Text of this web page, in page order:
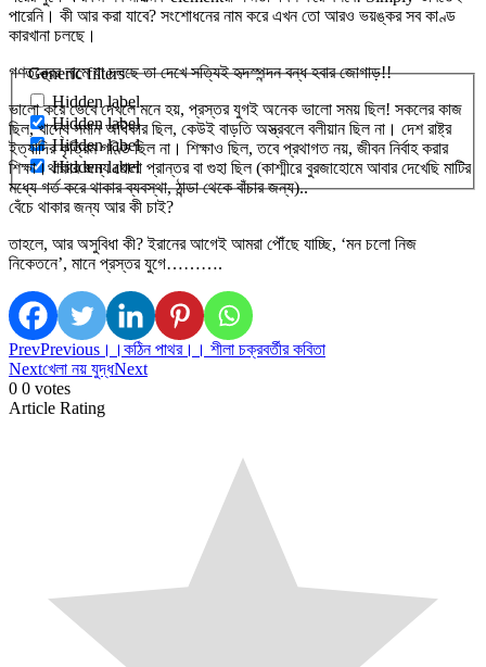
Generic filters
Hidden label
Hidden label
Hidden label
Hidden label
পারেনি। কী আর করা যাবে? সংশোধনের নাম করে এখন তো আরও ভয়ঙ্কর সব কাণ্ড
কারখানা চলছে।
গণতন্ত্রের নামে যা চলছে তা দেখে সত্যিই হৃদস্পন্দন বন্ধ হবার জোগাড়!!
ভালো করে ভেবে দেখলে মনে হয়, প্রস্তর যুগই অনেক ভালো সময় ছিল! সকলের কাজ
ছিল, খাদ্যে সমান অধিকার ছিল, কেউই বাড়তি অস্ত্রবলে বলীয়ান ছিল না। দেশ রাষ্ট্র
ইত্যাদির কৃত্রিম গণ্ডি ছিল না। শিক্ষাও ছিল, তবে প্রথাগত নয়, জীবন নির্বাহ করার
শিক্ষা।থাকার জন্য খোলা প্রান্তর বা গুহা ছিল (কাশ্মীরে বুরজাহোমে আবার দেখেছি মাটির
মধ্যে গর্ত করে থাকার ব্যবস্থা, ঠান্ডা থেকে বাঁচার জন্য)..
বেঁচে থাকার জন্য আর কী চাই?
তাহলে, আর অসুবিধা কী? ইরানের আগেই আমরা পৌঁছে যাচ্ছি, ‘মন চলো নিজ
নিকেতনে’, মানে প্রস্তর যুগে……….
PrevPrevious ।।কঠিন পাথর।। শীলা চক্রবর্তীর কবিতা
Nextখেলা নয় যুদ্ধNext
0 0 votes
Article Rating